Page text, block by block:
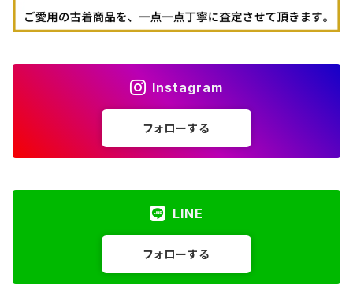
Instagram
フォローする
LINE
フォローする